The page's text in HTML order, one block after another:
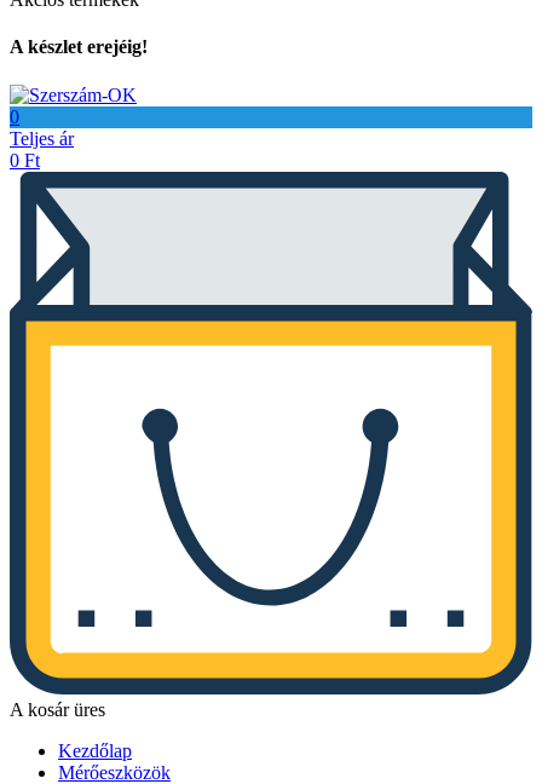
A készlet erejéig!
0
Teljes ár
0 Ft
A kosár üres
Kezdőlap
Mérőeszközök